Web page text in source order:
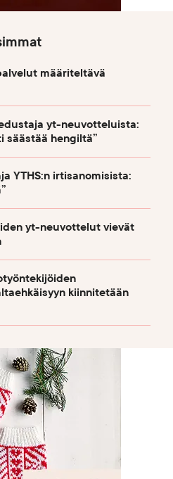
määriteltävä
yt-neuvotteluista:
säästää hengiltä”
YTHS:n irtisanomisista:
yt-neuvottelut vievät
kiinnitetään